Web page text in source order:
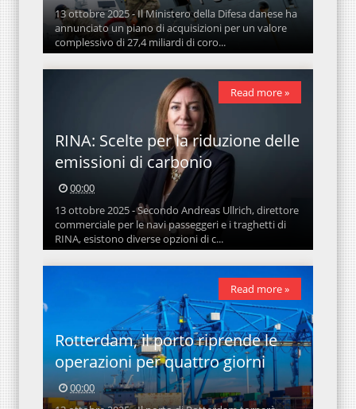
13 ottobre 2025 - Il Ministero della Difesa danese ha
annunciato un piano di acquisizioni per un valore
complessivo di 27,4 miliardi di coro...
RINA: Scelte per la riduzione delle
emissioni di carbonio
00:00
13 ottobre 2025 - Secondo Andreas Ullrich, direttore
commerciale per le navi passeggeri e i traghetti di
RINA, esistono diverse opzioni di c...
Read more »
Rotterdam, il porto riprende le
operazioni per quattro giorni
00:00
Read more »